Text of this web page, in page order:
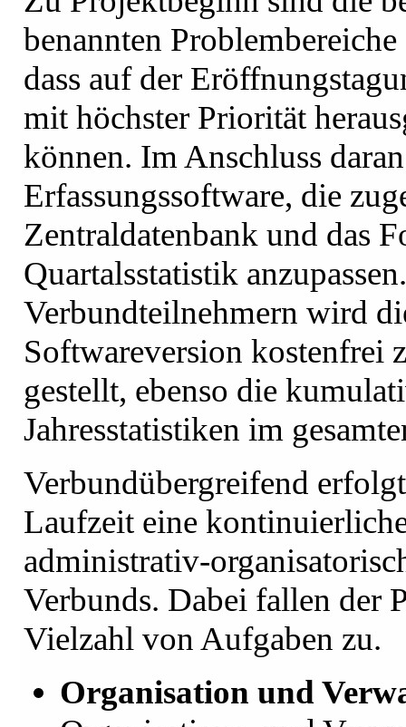
benannten
dass auf der
mit höchster Priorität
können. Im Anschluss
Erfassungssoftware, die
Zentraldatenbank und das
Quartalsstatistik
Verbundteilnehmern wird
Softwareversion kostenfrei
gestellt, ebenso die
Jahresstatistiken im
Verbundübergreifend
Laufzeit eine
administrativ-
Verbunds. Dabei fallen der
Vielzahl von Aufgaben zu.
Organisation und